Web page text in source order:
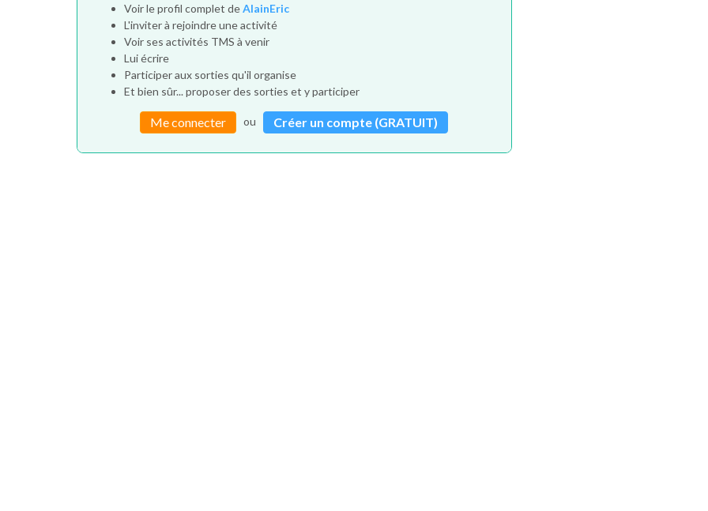
Voir le profil complet deAlainEric
L'inviter à rejoindre une activité
Voir ses activités TMS à venir
Lui écrire
Participer aux sorties qu'il organise
Et bien sûr... proposer des sorties et y participer
Me connecter ou Créer un compte (GRATUIT)